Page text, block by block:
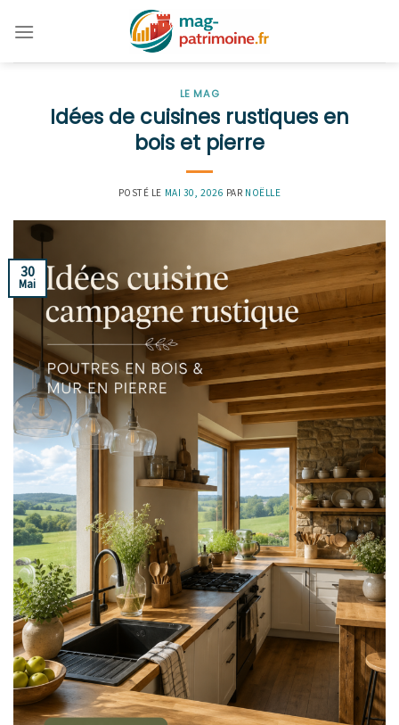
LE MAG
Idées de cuisines rustiques en
bois et pierre
POSTÉ LE MAI 30, 2026 PAR NOËLLE
30
Mai